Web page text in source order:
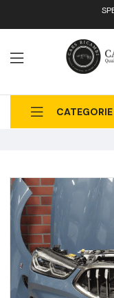
CATEGORIE